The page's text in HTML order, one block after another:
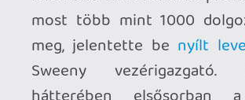
vezetett csapatnál lehúzták a rolót.
Sajnos egyéb leépítések is történtek a
Sonynál: a mobiljátékos részlegektől is
nagyjából 50 főt engedtek el, valamint
bezárják az Oscar- és Emmy-győztes